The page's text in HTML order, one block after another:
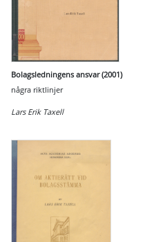
Bolagsledningens ansvar (2001)
några riktlinjer
Lars Erik Taxell